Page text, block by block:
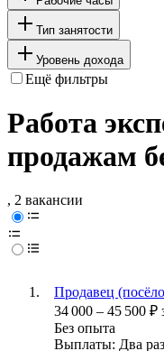
Тип занятости
Уровень дохода
Ещё фильтры
Работа
продажам
, 2 вакансии
Продавец
34 000 – 45 500 ₽
Без опыта
Выплаты: Два